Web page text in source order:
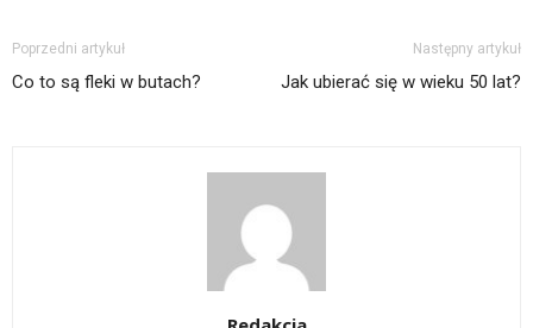
Poprzedni artykuł
Co to są fleki w butach?
Następny artykuł
Jak ubierać się w wieku 50 lat?